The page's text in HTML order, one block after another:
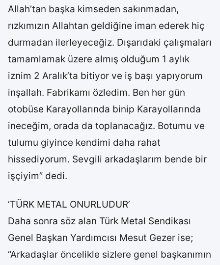
Allah’tan başka kimseden sakınmadan,
rızkımızın Allahtan geldiğine iman ederek hiç
durmadan ilerleyeceğiz. Dışarıdaki çalışmaları
tamamlamak üzere almış olduğum 1 aylık
iznim 2 Aralık’ta bitiyor ve iş başı yapıyorum
inşallah. Fabrikamı özledim. Ben her gün
otobüse Karayollarında binip Karayollarında
ineceğim, orada da toplanacağız. Botumu ve
tulumu giyince kendimi daha rahat
hissediyorum. Sevgili arkadaşlarım bende bir
işçiyim” dedi.
‘TÜRK METAL ONURLUDUR’
Daha sonra söz alan Türk Metal Sendikası
Genel Başkan Yardımcısı Mesut Gezer ise;
“Arkadaşlar öncelikle sizlere genel başkanımın